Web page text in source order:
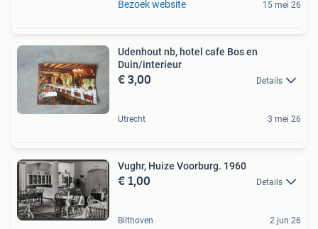
Bezoek website 15 mei 26
Udenhout nb, hotel cafe Bos en
Duin/interieur
€ 3,00 Details
Utrecht 3 mei 26
Vughr, Huize Voorburg. 1960
€ 1,00 Details
Bilthoven 2 jun 26